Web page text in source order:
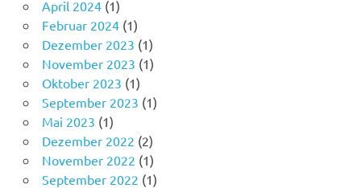
April 2024(1)
Februar 2024(1)
Dezember 2023 (1)
November 2023 (1)
Oktober 2023 (1)
September 2023 (1)
Mai 2023 (1)
Dezember 2022 (2)
November 2022 (1)
September 2022 (1)